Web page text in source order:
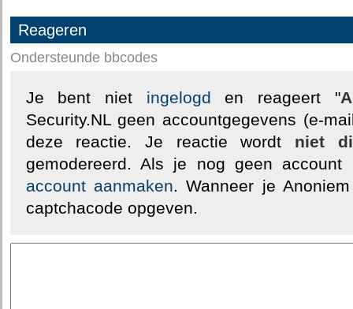
Reageren
Ondersteunde bbcodes
Je bent niet ingelogd en reageert "
Security.NL geen accountgegevens (e-
deze reactie. Je reactie wordt niet
gemodereerd. Als je nog geen
account aanmaken. Wanneer je
captchacode opgeven.